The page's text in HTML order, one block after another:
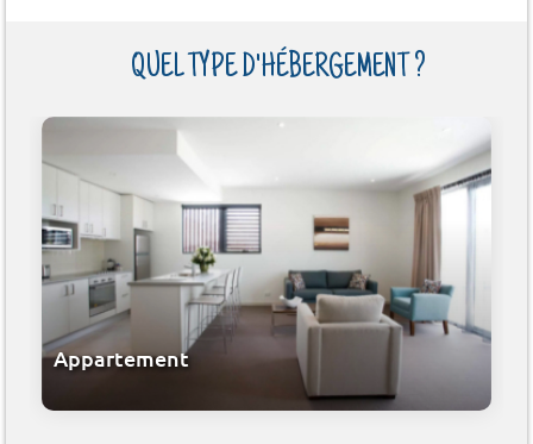
QUEL TYPE D'HÉBERGEMENT ?
Appartement